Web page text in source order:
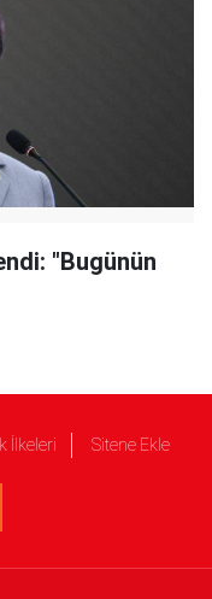
"Bugünün
İlkeleri Sitene Ekle